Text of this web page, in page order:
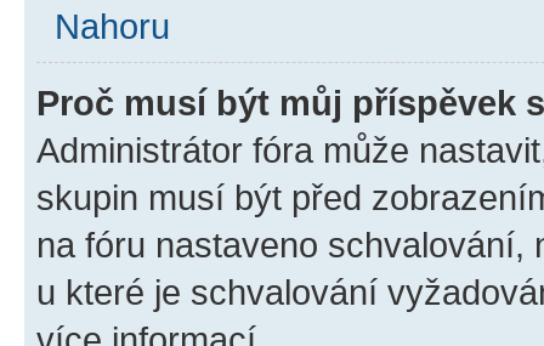
Nahoru
Proč musí být můj příspěvek
Administrátor fóra může
skupin musí být před
na fóru nastaveno schvalování,
u které je schvalování